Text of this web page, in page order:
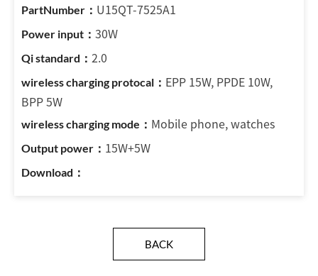
U15QT-7525A1
30W
2.0
EPP 15W, PPDE 10W,
BPP 5W
Mobile phone, watches
15W+5W
BACK